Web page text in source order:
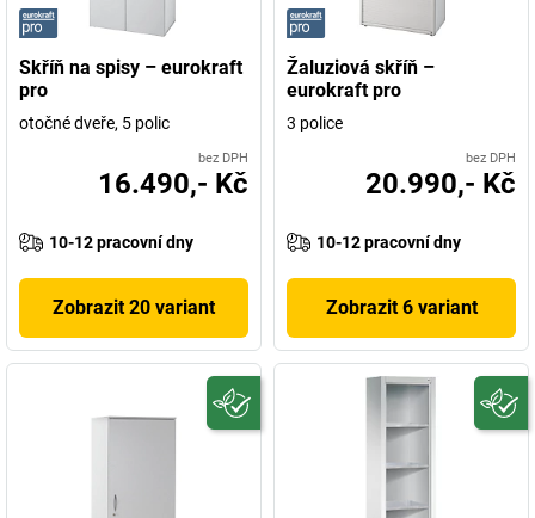
Skříň na spisy – eurokraft
pro
otočné dveře, 5 polic
bez DPH
16.490,- Kč
10-12 pracovní dny
Zobrazit 20 variant
Žaluziová skříň –
eurokraft pro
3 police
bez DPH
20.990,- Kč
10-12 pracovní dny
Zobrazit 6 variant